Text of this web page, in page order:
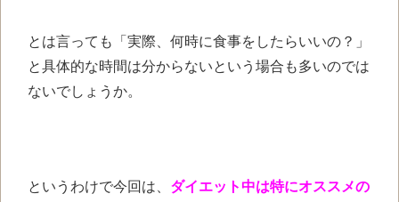
とは言っても
「実際、何時に食事をしたらいいの？」
と具体的な時間は分からないという場合も多いのでは
ないでしょうか。
というわけで今回は、 ダイエット中は特にオススメの